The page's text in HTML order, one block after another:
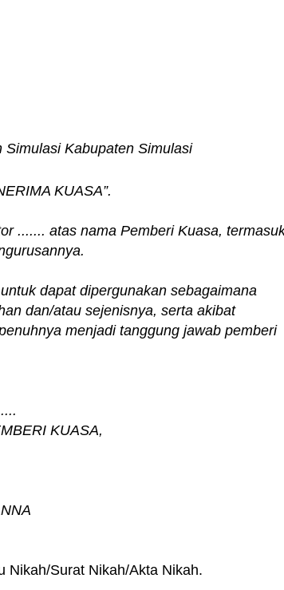
Kabupaten Simulasi
KUASA”.
....... atas nama Pemberi Kuasa,
dapat dipergunakan sebagaimana
dan/atau sejenisnya, serta akibat
menjadi tanggung jawab pemberi
KUASA,
Nikah/Surat Nikah/Akta Nikah.